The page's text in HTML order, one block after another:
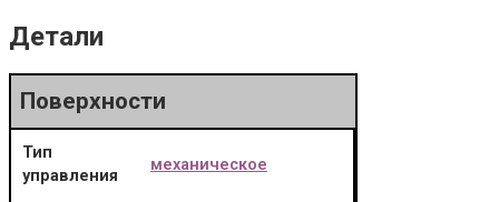
Детали
Поверхности
Тип
управления
механическое